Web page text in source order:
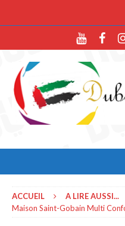
ACCUEIL A LIRE AUSSI...
Maison Saint-Gobain Multi